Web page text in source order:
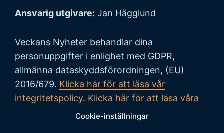
Cookie-inställningar
Ansvarig utgivare: Jan Hägglund
Veckans Nyheter behandlar dina
personuppgifter i enlighet med GDPR,
allmänna dataskyddsförordningen, (EU)
2016/679. Klicka här för att läsa vår
integritetspolicy. Klicka här för att läsa våra
allmänna villkor vid köp.